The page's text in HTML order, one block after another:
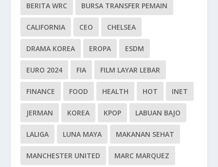
BERITA WRC BURSA TRANSFER PEMAIN
CALIFORNIA CEO CHELSEA
DRAMA KOREA EROPA ESDM
EURO 2024 FIA FILM LAYAR LEBAR
FINANCE FOOD HEALTH HOT INET
JERMAN KOREA KPOP LABUAN BAJO
LALIGA LUNA MAYA MAKANAN SEHAT
MANCHESTER UNITED MARC MARQUEZ